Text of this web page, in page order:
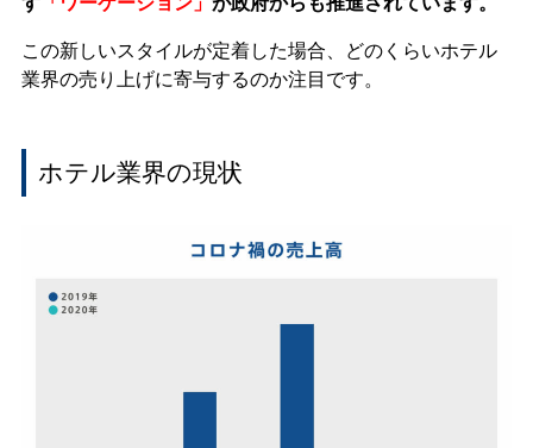
この新しいスタイルが定着した場合、どのくらいホテル
業界の売り上げに寄与するのか注目です。
ホテル業界の現状